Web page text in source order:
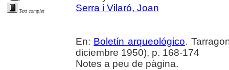
Text complet
Serra i Vilaró, Joan
En: Boletín arqueológico.
diciembre 1950), p. 168-174
Notes a peu de pàgina.